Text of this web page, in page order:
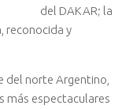
del DAKAR; la
reconocida y
del norte Argentino,
más espectaculares